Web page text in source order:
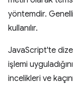
yöntemdir.
kullanılır.
JavaScript'te
işlemi
incelikleri ve